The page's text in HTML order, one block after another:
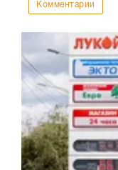
Комментарии